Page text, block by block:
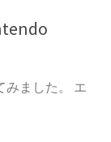
みました。 エ